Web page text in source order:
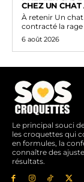
CHEZ UN CHAT
À retenir Un chat errant de Godmanchester en Montérégie a
contracté la
6 août 2026
Le principal souci
les croquettes qui
en formules, la
connaître des
résultats.